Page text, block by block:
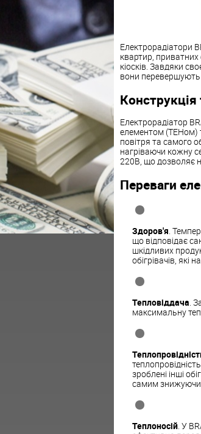
Електрорадіатори
квартир, приватних
кіосків. Завдяки
вони перевершують
Електрорадіатор
елементом (ТЕНом)
повітря та самого
нагріваючи кожну
220В, що дозволяє
Переваги
Здоров'я.
що відповідає
шкідливих
обігрівачів, які
Тепловіддача.
максимальну
зроблені інші
самим знижуючи
Теплоносій. У